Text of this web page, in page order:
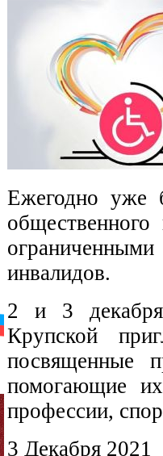
Ежегодно уже
инвалидов.
2 и 3
Крупской
посвященные
помогающие
профессии,
3 Декабря 2021